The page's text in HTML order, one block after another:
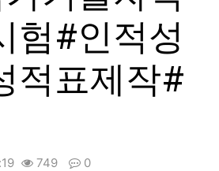
험#인적성
적표제작#
749 0